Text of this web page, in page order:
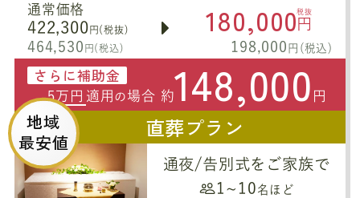
通常価格
422,300 円(税抜)
464,530 円(税込)
180,000税抜
円
198,000 円(税込)
さらに補助金
5万円 適用 の 場合 約148,000 円
地域
最安値
直葬プラン
通夜/告別式をご家族で
1~10 名ほど